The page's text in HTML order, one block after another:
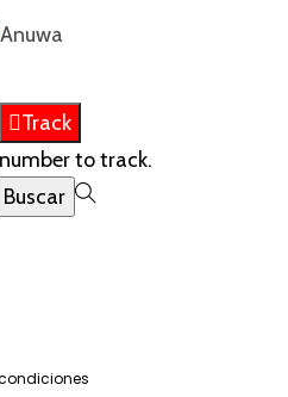
Track
to track.
Buscar